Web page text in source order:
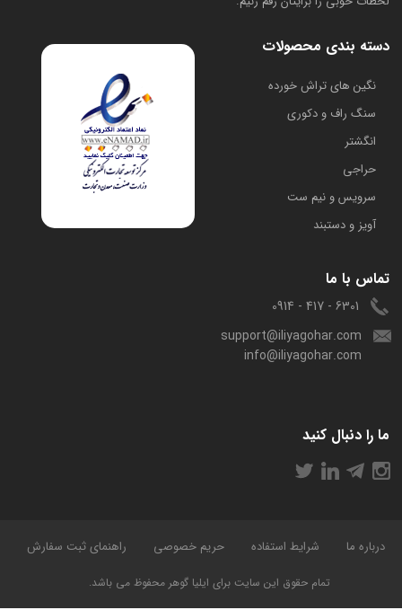
تمام حقوق این سایت برای ایلیا گوهر محفوظ می باشد.
درباره ما شرایط استفاده حریم خصوصی راهنمای ثبت سفارش
دسته بندی محصولات
​نگین های تراش خورده
سنگ راف و دکوری
انگشتر
حراجی
سرویس و نیم ست
آویز و دستبند
تماس با ما
6301 - 417 - 0914
support@iliyagohar.com
info@iliyagohar.com
ما را دنبال کنید